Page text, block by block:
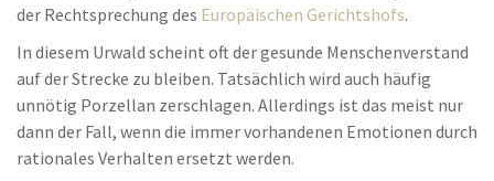
der Rechtsprechung des Europäischen Gerichtshofs.
In diesem Urwald scheint oft der gesunde Menschenverstand
auf der Strecke zu bleiben. Tatsächlich wird auch häufig
unnötig Porzellan zerschlagen. Allerdings ist das meist nur
dann der Fall, wenn die immer vorhandenen Emotionen durch
rationales Verhalten ersetzt werden.